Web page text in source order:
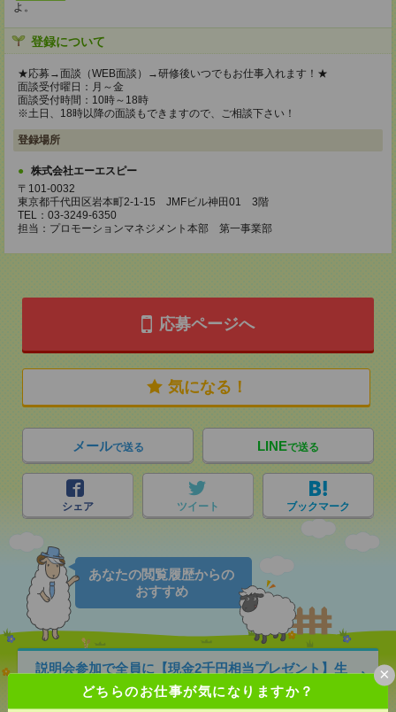
どちらのお仕事が気になりますか？
×
よ。
登録について
★応募→面談（WEB面談）→研修後いつでもお仕事入れます！★
面談受付曜日：月～金
面談受付時間：10時～18時
※土日、18時以降の面談もできますので、ご相談下さい！
登録場所
株式会社エーエスピー
〒101-0032
東京都千代田区岩本町2-1-15 JMFビル神田01 3階
TEL：03-3249-6350
担当：プロモーションマネジメント本部 第一事業部
応募ページへ
気になる！
メールで送る LINEで送る
シェア ツイート ブックマーク
あなたの閲覧履歴からの
おすすめ
説明会参加で全員に【現金2千円相当プレゼント】生
活のお手伝い[派遣]